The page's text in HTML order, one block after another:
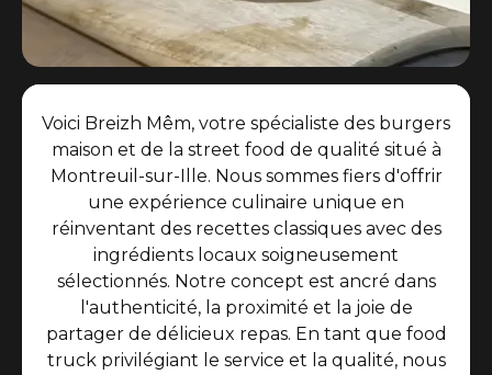
Voici Breizh Mêm, votre spécialiste des burgers
maison et de la street food de qualité situé à
Montreuil-sur-Ille. Nous sommes fiers d'offrir
une expérience culinaire unique en
réinventant des recettes classiques avec des
ingrédients locaux soigneusement
sélectionnés. Notre concept est ancré dans
l'authenticité, la proximité et la joie de
partager de délicieux repas. En tant que food
truck privilégiant le service et la qualité, nous